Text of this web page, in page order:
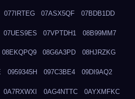
077IRTEG 07ASX5QF 07BDB1DD
07UES9ES 07VPTDH1 08B99MM7
08EKQPQ9 08G6A3PD 08HJRZKG
0959345H 097C3BE4 09DI9AQ2
0A7RXWXI 0AG4NTTC 0AYXMFKC